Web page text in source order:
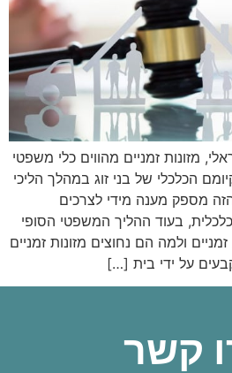
מזונות זמניים מהווים כלי משפטי
הכלכלי של בני זוג במהלך הליכי
הזה מספק מענה מידי לצרכים
בעוד ההליך המשפטי הסופי
ולמה הם נחוצים מזונות זמניים
על ידי בית […]
קשר